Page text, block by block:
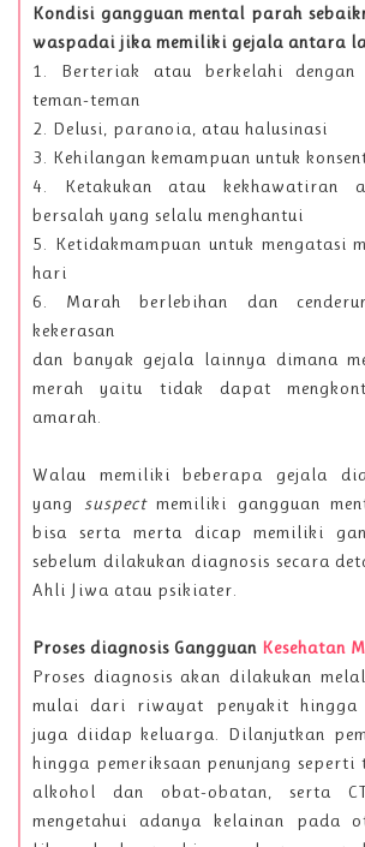
Kondisi gangguan mental parah
waspadai jika memiliki gejala antara
1. Berteriak atau berkelahi dengan
teman-teman
2. Delusi, paranoia, atau halusinasi
3. Kehilangan kemampuan untuk
4. Ketakukan atau kekhawatiran
bersalah yang selalu menghantui
5. Ketidakmampuan untuk mengatasi
hari
6. Marah berlebihan dan
kekerasan
dan banyak gejala lainnya dimana
merah yaitu tidak dapat
amarah.
Walau memiliki beberapa gejala
yang
suspectmemiliki gangguan
bisa serta merta dicap memiliki
sebelum dilakukan diagnosis secara
Ahli Jiwa atau psikiater.
Proses diagnosis Gangguan Kesehatan
Proses diagnosis akan dilakukan
mulai dari riwayat penyakit hingga
juga diidap keluarga. Dilanjutkan
hingga pemeriksaan penunjang
alkohol dan obat-obatan, serta
mengetahui adanya kelainan pada